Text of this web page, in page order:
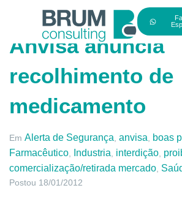
Anvisa anuncia
recolhimento de
medicamento
Em Alerta de Segurança anvisa boas
Farmacêutico Industria interdição
comercialização/retirada mercado
Postou 18/01/2012